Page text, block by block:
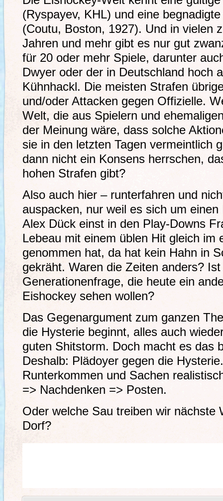
(Ryspayev, KHL) und eine
(Coutu, Boston, 1927). Und in vielen
Jahren und mehr gibt es nur gut
für 20 oder mehr Spiele, darunter
Dwyer oder der in Deutschland hoch
Kühnhackl. Die meisten Strafen
und/oder Attacken gegen Offizielle.
Welt, die aus Spielern und
der Meinung wäre, dass solche
sie in den letzten Tagen vermeintlich
dann nicht ein Konsens herrschen,
hohen Strafen gibt?
Also auch hier – runterfahren und
auspacken, nur weil es sich um
Alex Dück einst in den Play-Downs
Lebeau mit einem üblen Hit gleich im
genommen hat, da hat kein Hahn in
gekräht. Waren die Zeiten anders?
Generationenfrage, die heute ein
Eishockey sehen wollen?
Das Gegenargument zum ganzen
die Hysterie beginnt, alles auch
guten Shitstorm. Doch macht es das
Deshalb: Plädoyer gegen die
Runterkommen und Sachen
=> Nachdenken => Posten.
Oder welche Sau treiben wir nächste
Dorf?